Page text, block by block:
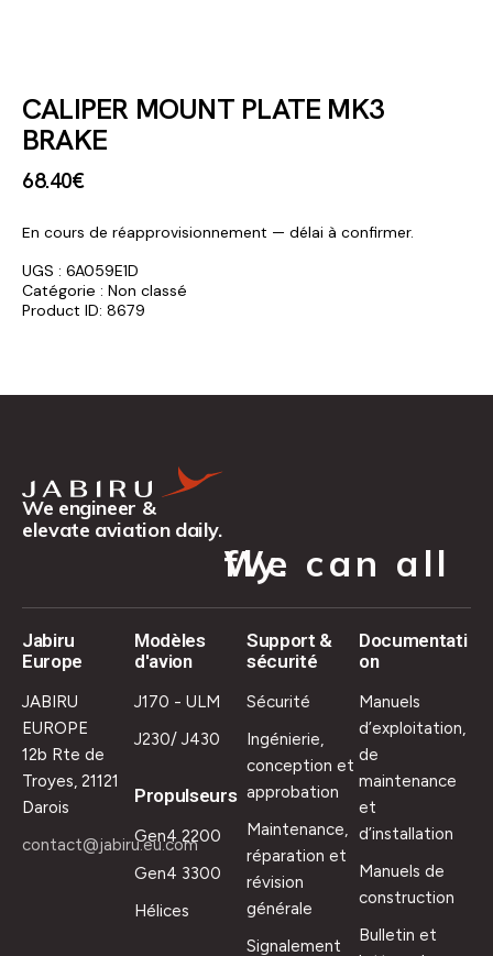
CALIPER MOUNT PLATE MK3
BRAKE
68.40€
En cours de réapprovisionnement — délai à confirmer.
UGS : 6A059E1D
Catégorie : Non classé
Product ID: 8679
We engineer &
elevate aviation daily.
We can all fly.
Jabiru
Europe
JABIRU
EUROPE
12b Rte de
Troyes, 21121
Darois
contact@jabiru.eu.com
Modèles
d'avion
J170 - ULM
J230/ J430
Propulseurs
Gen4 2200
Gen4 3300
Hélices
Support &
sécurité
Sécurité
Ingénierie,
conception et
approbation
Maintenance,
réparation et
révision
générale
Signalement
Documentati
on
Manuels
d’exploitation,
de
maintenance
et
d’installation
Manuels de
construction
Bulletin et